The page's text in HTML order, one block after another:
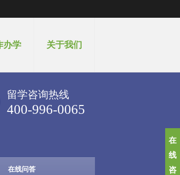
办学 关于我们
留学咨询热线
400-996-0065
在线问答
在
线
咨